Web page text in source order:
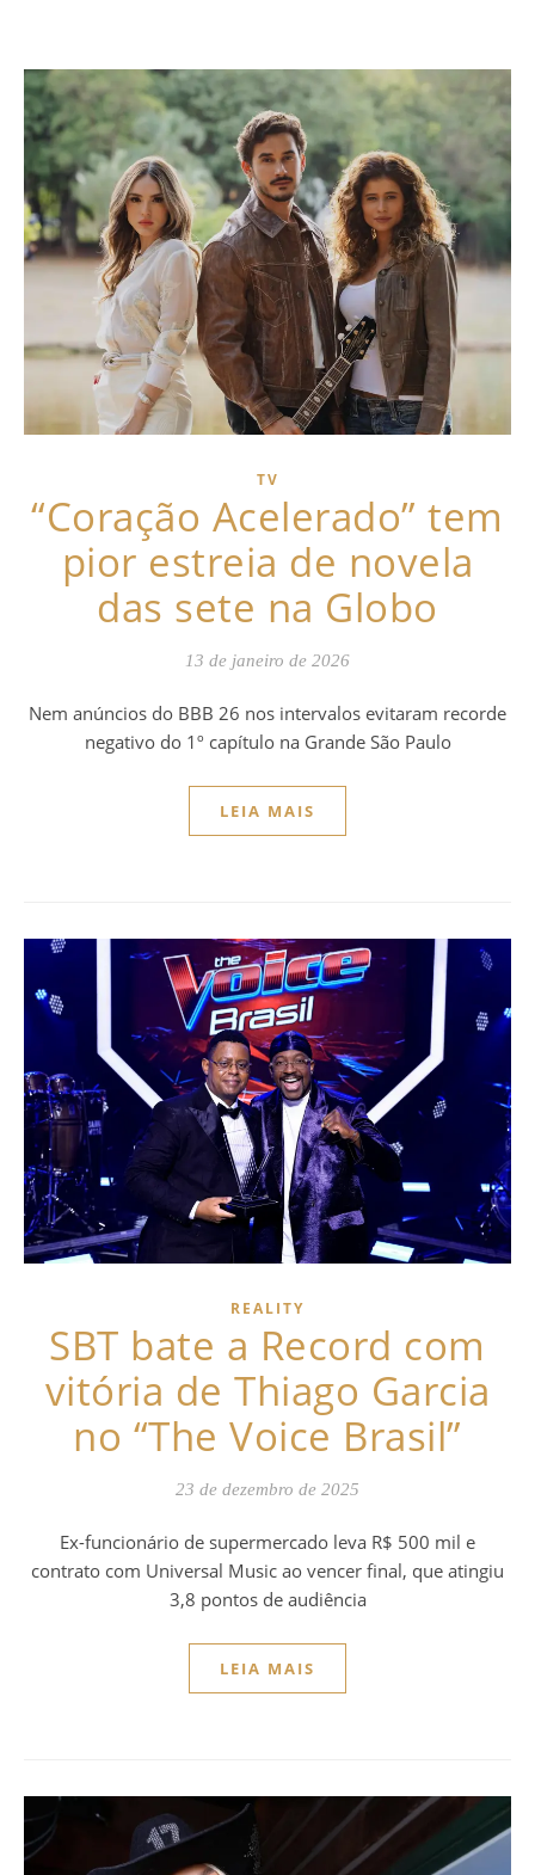
TV
“Coração Acelerado” tem
pior estreia de novela
das sete na Globo
13 de janeiro de 2026
Nem anúncios do BBB 26 nos intervalos evitaram recorde
negativo do 1º capítulo na Grande São Paulo
LEIA MAIS
REALITY
SBT bate a Record com
vitória de Thiago Garcia
no “The Voice Brasil”
23 de dezembro de 2025
Ex-funcionário de supermercado leva R$ 500 mil e
contrato com Universal Music ao vencer final, que atingiu
3,8 pontos de audiência
LEIA MAIS